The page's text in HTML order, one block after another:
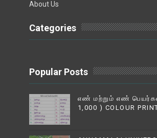
About Us
Categories
Popular Posts
எண் மற்றும் எண்
1,000 ) COLOUR